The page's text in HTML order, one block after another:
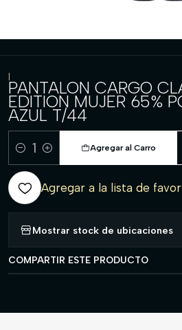
|
PANTALON CARGO
EDITION MUJER 65%
AZUL T/44
Cantidad
Agregar al Carro
Agregar a la lista de
Mostrar stock de ubicaciones
COMPARTIR ESTE PRODUCTO